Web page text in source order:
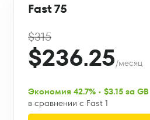
Fast 75
$315
$236.25/месяц
Экономия 42.7% • $3.15 за GB
в сравнении с Fast 1